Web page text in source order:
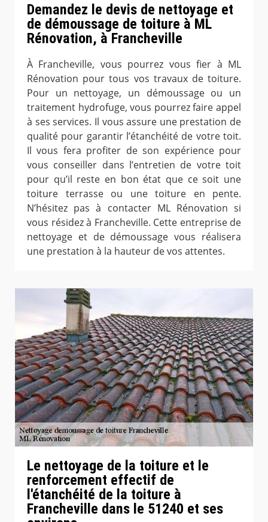
Demandez le devis de nettoyage et
de démoussage de toiture à ML
Rénovation, à Francheville
À Francheville, vous pourrez vous fier à ML
Rénovation pour tous vos travaux de toiture.
Pour un nettoyage, un démoussage ou un
traitement hydrofuge, vous pourrez faire appel
à ses services. Il vous assure une prestation de
qualité pour garantir l’étanchéité de votre toit.
Il vous fera profiter de son expérience pour
vous conseiller dans l’entretien de votre toit
pour qu’il reste en bon état que ce soit une
toiture terrasse ou une toiture en pente.
N’hésitez pas à contacter ML Rénovation si
vous résidez à Francheville. Cette entreprise de
nettoyage et de démoussage vous réalisera
une prestation à la hauteur de vos attentes.
Le nettoyage de la toiture et le
renforcement effectif de
l'étanchéité de la toiture à
Francheville dans le 51240 et ses